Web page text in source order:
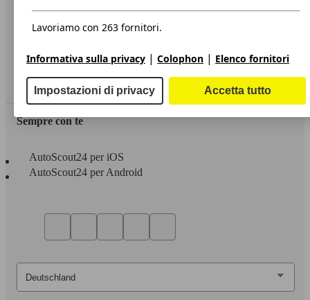
Privacy
Dichiarazione di Accessibilità
Servizi
Area rivenditori
Sempre con te
AutoScout24 per iOS
AutoScout24 per Android
Lavoriamo con 263 fornitori.
Informativa sulla privacy | Colophon | Elenco fornitori
Impostazioni di privacy Accetta tutto